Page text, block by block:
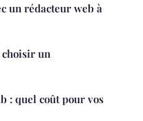
un rédacteur web à
un
: quel coût pour vos